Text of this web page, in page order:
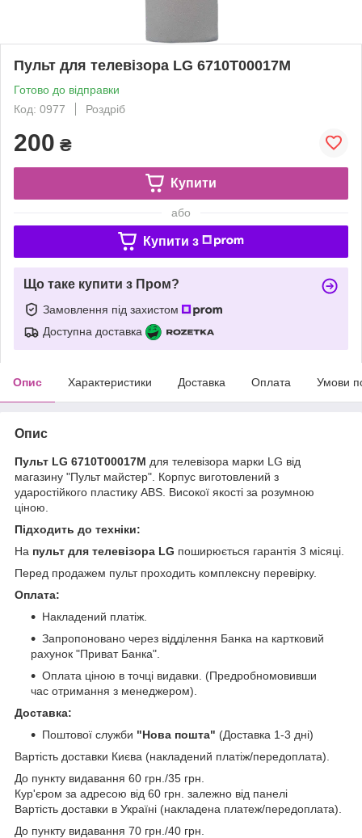
Пульт для телевізора LG 6710T00017M
Готово до відправки
Код: 0977
Роздріб
200 ₴
Купити
або
Купити з
Що таке купити з Пром?
Замовлення під захистом
Доступна доставка
Опис Характеристики Доставка Оплата Умови
Опис
Пульт LG 6710T00017M для телевізора марки LG від
магазину "Пульт майстер". Корпус виготовлений з
ударостійкого пластику ABS. Високої якості за розумною
ціною.
Підходить до техніки:
На пульт для телевізора LG поширюється гарантія 3 місяці.
Перед продажем пульт проходить комплексну перевірку.
Оплата:
Накладений платіж.
Запропоновано через відділення Банка на картковий
рахунок "Приват Банка".
Оплата ціною в точці видавки. (Предробномовивши
час отримання з менеджером).
Доставка:
Поштової служби "Нова пошта" (Доставка 1-3 дні)
Вартість доставки Києва (накладений платіж/передоплата).
До пункту видавання 60 грн./35 грн.
Кур'єром за адресою від 60 грн. залежно від панелі
Вартість доставки в Україні (накладена платеж/передоплата).
До пункту видавання 70 грн./40 грн.